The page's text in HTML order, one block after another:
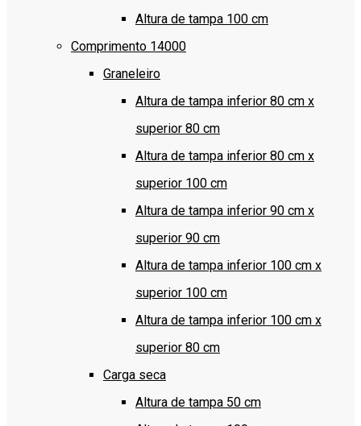
Altura de tampa 100 cm
Comprimento 14000
Graneleiro
Altura de tampa inferior 80 cm x
superior 80 cm
Altura de tampa inferior 80 cm x
superior 100 cm
Altura de tampa inferior 90 cm x
superior 90 cm
Altura de tampa inferior 100 cm x
superior 100 cm
Altura de tampa inferior 100 cm x
superior 80 cm
Carga seca
Altura de tampa 50 cm